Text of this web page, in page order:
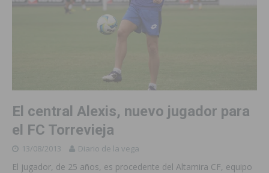
El central Alexis, nuevo jugador para
el FC Torrevieja
13/08/2013 Diario de la vega
El jugador, de 25 años, es procedente del Altamira CF, equipo